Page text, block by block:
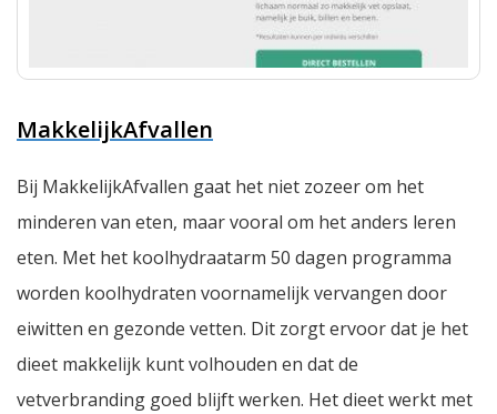
MakkelijkAfvallen
Bij MakkelijkAfvallen gaat het niet zozeer om het
minderen van eten, maar vooral om het anders leren
eten. Met het koolhydraatarm 50 dagen programma
worden koolhydraten voornamelijk vervangen door
eiwitten en gezonde vetten. Dit zorgt ervoor dat je het
dieet makkelijk kunt volhouden en dat de
vetverbranding goed blijft werken. Het dieet werkt met